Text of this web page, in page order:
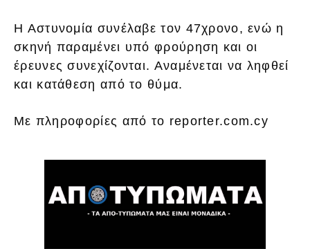
Η Αστυνομία συνέλαβε τον 47χρονο, ενώ η
σκηνή παραμένει υπό φρούρηση και οι
έρευνες συνεχίζονται. Αναμένεται να ληφθεί
και κατάθεση από το θύμα.
Με πληροφορίες από το reporter.com.cy